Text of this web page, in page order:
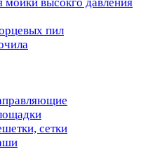
пил
сетки